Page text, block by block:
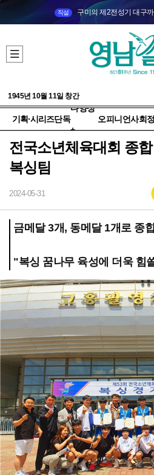
직설 구미의 제2전성기 대구
1945년 10월 11일 창간
기획·시리즈단독
다양성
+
오피니언사회
전국소년체육대회 종
복싱팀
2024-05-31
금메달 3개, 동메달 1개로 종
"복싱 꿈나무 육성에 더욱 힘